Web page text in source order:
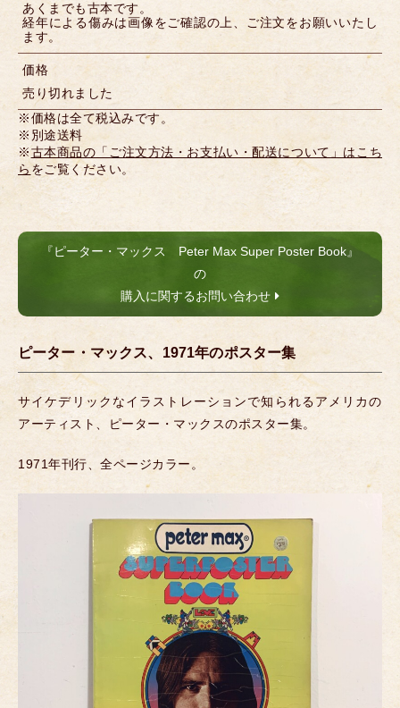
あくまでも古本です。
経年による傷みは画像をご確認の上、ご注文をお願いいたし
ます。
価格
売り切れました
※価格は全て税込みです。
※別途送料
※古本商品の「ご注文方法・お支払い・配送について」はこち
ら をご覧ください。
『ピーター・マックス Peter Max Super Poster Book』
の
購入に関するお問い合わせ
ピーター・マックス、1971年のポスター集
サイケデリックなイラストレーションで知られるアメリカの
アーティスト、ピーター・マックスのポスター集。
1971年刊行、全ページカラー。